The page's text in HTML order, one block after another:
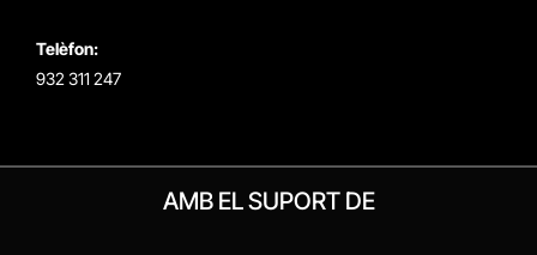
Telèfon:
932 311 247
AMB EL SUPORT DE